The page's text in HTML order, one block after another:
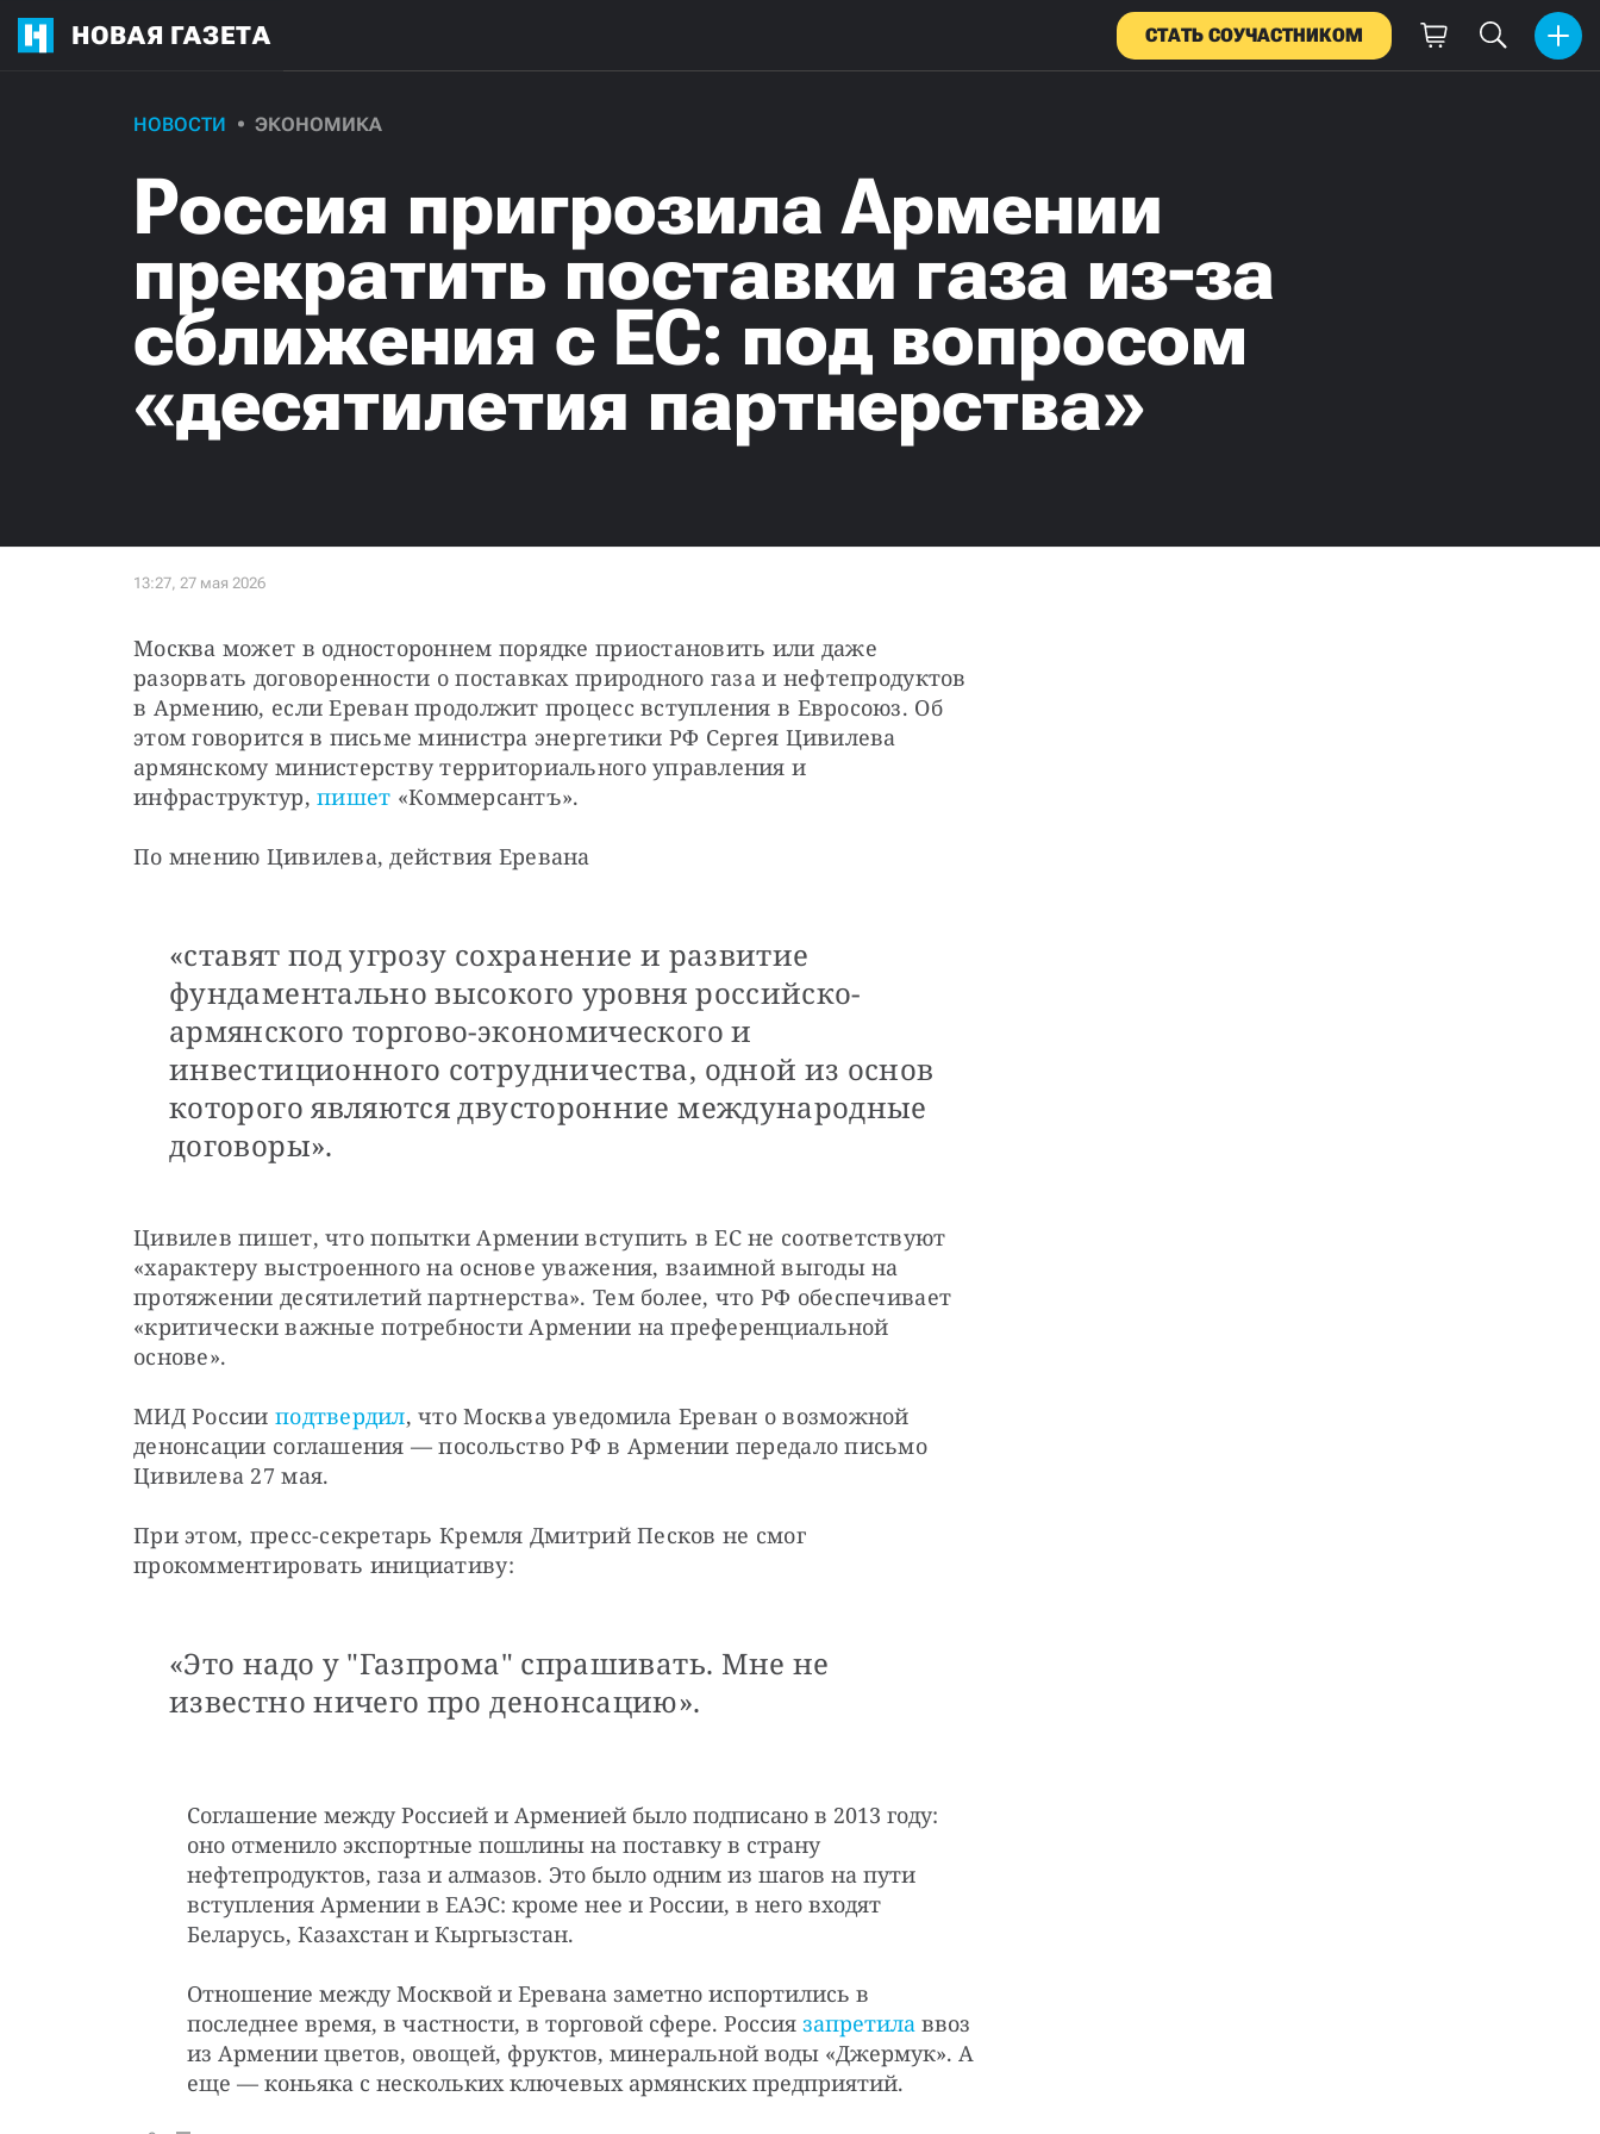
НОВАЯ ГАЗЕТА СТАТЬ СОУЧАСТНИКОМ
НОВОСТИ ЭКОНОМИКА
Россия пригрозила Армении
прекратить поставки газа из-за
сближения с ЕС: под вопросом
«десятилетия партнерства»
Москва может в одностороннем порядке приостановить или даже
разорвать договоренности о поставках природного газа и нефтепродуктов
в Армению, если Ереван продолжит процесс вступления в Евросоюз. Об
этом говорится в письме министра энергетики РФ Сергея Цивилева
армянскому министерству территориального управления и
инфраструктур, пишет «Коммерсантъ».
По мнению Цивилева, действия Еревана
«ставят под угрозу сохранение и развитие
фундаментально высокого уровня российско-
армянского торгово-экономического и
инвестиционного сотрудничества, одной из основ
которого являются двусторонние международные
договоры».
Цивилев пишет, что попытки Армении вступить в ЕС не соответствуют
«характеру выстроенного на основе уважения, взаимной выгоды на
протяжении десятилетий партнерства». Тем более, что РФ обеспечивает
«критически важные потребности Армении на преференциальной
основе».
МИД России подтвердил, что Москва уведомила Ереван о возможной
денонсации соглашения — посольство РФ в Армении передало письмо
Цивилева 27 мая.
При этом, пресс-секретарь Кремля Дмитрий Песков не смог
прокомментировать инициативу:
«Это надо у "Газпрома" спрашивать. Мне не
известно ничего про денонсацию».
Соглашение между Россией и Арменией было подписано в 2013 году:
оно отменило экспортные пошлины на поставку в страну
нефтепродуктов, газа и алмазов. Это было одним из шагов на пути
вступления Армении в ЕАЭС: кроме нее и России, в него входят
Беларусь, Казахстан и Кыргызстан.
Отношение между Москвой и Еревана заметно испортились в
последнее время, в частности, в торговой сфере. Россия запретила ввоз
из Армении цветов, овощей, фруктов, минеральной воды «Джермук». А
еще — коньяка с нескольких ключевых армянских предприятий.